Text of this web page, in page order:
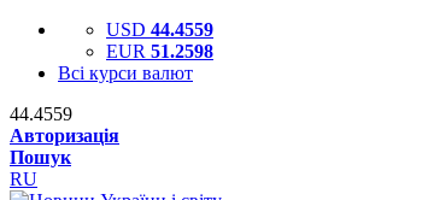
USD 44.4559
EUR 51.2598
Всі курси валют
44.4559
Авторизація
Пошук
RU